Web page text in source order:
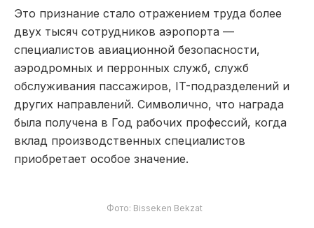
Это признание стало отражением труда более
двух тысяч сотрудников аэропорта —
специалистов авиационной безопасности,
аэродромных и перронных служб, служб
обслуживания пассажиров, IT-подразделений и
других направлений. Символично, что награда
была получена в Год рабочих профессий, когда
вклад производственных специалистов
приобретает особое значение.
Фото: Bisseken Bekzat